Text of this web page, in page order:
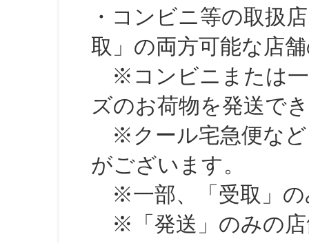
・コンビニ等の取扱
取」の両方可能な店
※コンビニまたは一
ズのお荷物を発送で
※クール宅急便など
がございます。
※一部、「受取」の
※「発送」のみの店